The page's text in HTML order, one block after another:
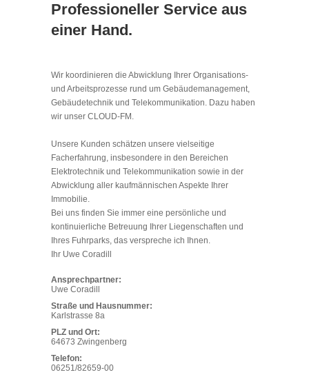
Professioneller Service aus
einer Hand.
Wir koordinieren die Abwicklung Ihrer Organisations-
und Arbeitsprozesse rund um Gebäudemanagement,
Gebäudetechnik und Telekommunikation. Dazu haben
wir unser CLOUD-FM.
Unsere Kunden schätzen unsere vielseitige
Facherfahrung, insbesondere in den Bereichen
Elektrotechnik und Telekommunikation sowie in der
Abwicklung aller kaufmännischen Aspekte Ihrer
Immobilie.
Bei uns finden Sie immer eine persönliche und
kontinuierliche Betreuung Ihrer Liegenschaften und
Ihres Fuhrparks, das verspreche ich Ihnen.
Ihr Uwe Coradill
Ansprechpartner:
Uwe Coradill
Straße und Hausnummer:
Karlstrasse 8a
PLZ und Ort:
64673 Zwingenberg
Telefon:
06251/82659-00